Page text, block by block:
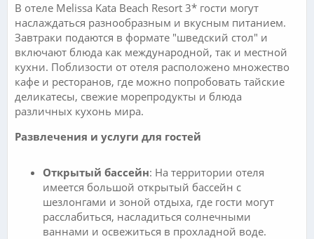
В отеле Melissa Kata Beach Resort 3* гости могут
наслаждаться разнообразным и вкусным питанием.
Завтраки подаются в формате "шведский стол" и
включают блюда как международной, так и местной
кухни. Поблизости от отеля расположено множество
кафе и ресторанов, где можно попробовать тайские
деликатесы, свежие морепродукты и блюда
различных кухонь мира.
Развлечения и услуги для гостей
Открытый бассейн: На территории отеля
имеется большой открытый бассейн с
шезлонгами и зоной отдыха, где гости могут
расслабиться, насладиться солнечными
ваннами и освежиться в прохладной воде.